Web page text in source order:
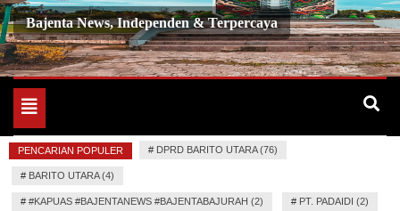
Bajenta News, Independen & Terpercaya
Toggle
navigation
PENCARIAN POPULER # DPRD BARITO UTARA (76)
# BARITO UTARA (4)
# #KAPUAS #BAJENTANEWS #BAJENTABAJURAH (2) # PT. PADAIDI (2)